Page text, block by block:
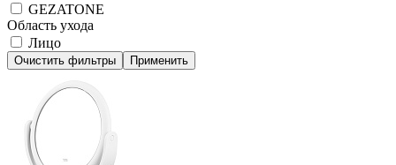
GEZATONE
Область ухода
Лицо